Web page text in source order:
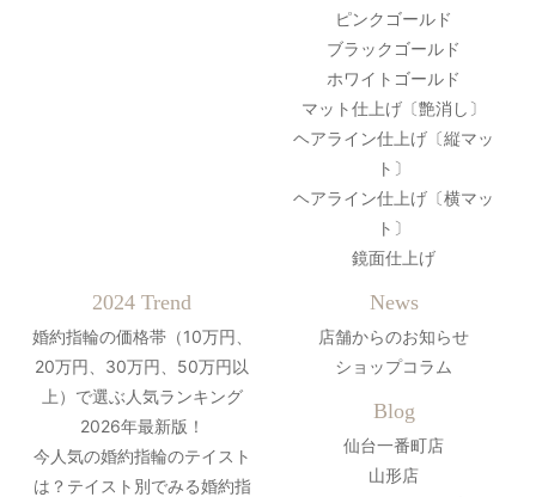
ピンクゴールド
ブラックゴールド
ホワイトゴールド
マット仕上げ〔艶消し〕
ヘアライン仕上げ〔縦マッ
ト〕
ヘアライン仕上げ〔横マッ
ト〕
鏡面仕上げ
2024 Trend
婚約指輪の価格帯（10万円、
20万円、30万円、50万円以
上）で選ぶ人気ランキング
2026年最新版！
今人気の婚約指輪のテイスト
は？テイスト別でみる婚約指
News
店舗からのお知らせ
ショップコラム
Blog
仙台一番町店
山形店